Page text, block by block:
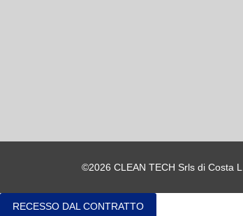
©2026 CLEAN TECH Srls di Costa
RECESSO DAL CONTRATTO